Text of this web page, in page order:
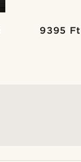
9395 Ft